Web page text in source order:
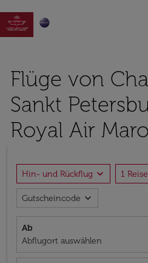

Flüge von
Sankt
Royal Air
Hin- und Rückflug expand_more 1
Gutscheincode expand_more
Ab
Abflugort auswählen